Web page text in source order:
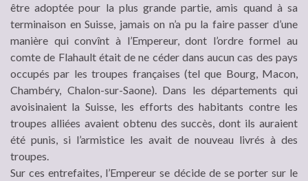
être adoptée pour la plus grande partie, amis quand à sa
terminaison en Suisse, jamais on n’a pu la faire passer d’une
manière qui convînt à l’Empereur, dont l’ordre formel au
comte de Flahault était de ne céder dans aucun cas des pays
occupés par les troupes françaises (tel que Bourg, Macon,
Chambéry, Chalon-sur-Saone). Dans les départements qui
avoisinaient la Suisse, les efforts des habitants contre les
troupes alliées avaient obtenu des succès, dont ils auraient
été punis, si l’armistice les avait de nouveau livrés à des
troupes.
Sur ces entrefaites, l’Empereur se décide de se porter sur le